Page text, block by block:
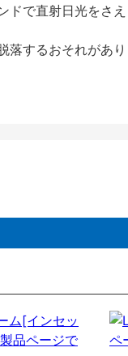
で直射日光をさえ
するおそれがあり